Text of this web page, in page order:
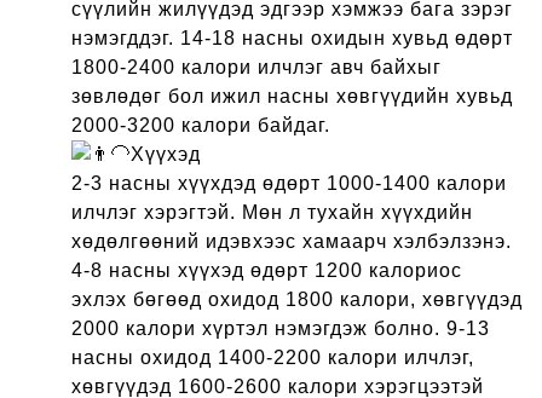
сүүлийн жилүүдэд эдгээр хэмжээ бага зэрэг
нэмэгддэг. 14-18 насны охидын хувьд өдөрт
1800-2400 калори илчлэг авч байхыг
зөвлөдөг бол ижил насны хөвгүүдийн хувьд
2000-3200 калори байдаг.
Хүүхэд
2-3 насны хүүхдэд өдөрт 1000-1400 калори
илчлэг хэрэгтэй. Мөн л тухайн хүүхдийн
хөдөлгөөний идэвхээс хамаарч хэлбэлзэнэ.
4-8 насны хүүхэд өдөрт 1200 калориос
эхлэх бөгөөд охидод 1800 калори, хөвгүүдэд
2000 калори хүртэл нэмэгдэж болно. 9-13
насны охидод 1400-2200 калори илчлэг,
хөвгүүдэд 1600-2600 калори хэрэгцээтэй